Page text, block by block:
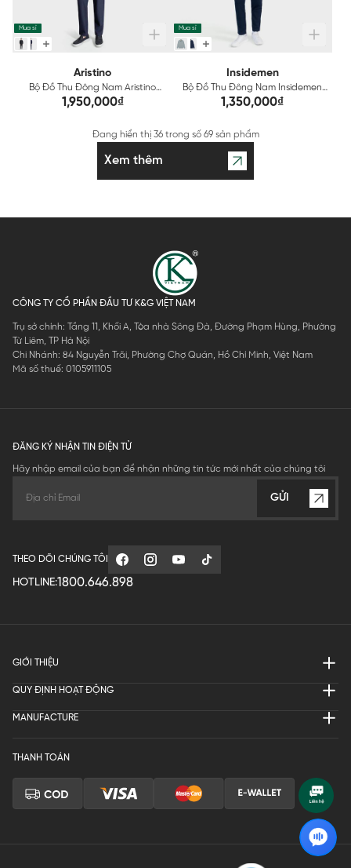
Mua sỉ
Aristino
Bộ Đồ Thu Đông Nam Aristino
Regular Fit ALH005BS0
1,950,000₫
Mua sỉ
Insidemen
Bộ Đồ Thu Đông Nam Insidemen
Regular Fit ILH032BS0
1,350,000₫
Đang hiển thị 36trong số 69 sản phẩm
Xem thêm
CÔNG TY CỔ PHẦN ĐẦU TƯ K&G VIỆT NAM
Trụ sở chính: Tầng 11, Khối A, Tòa nhà Sông Đà, Đường Phạm Hùng, Phường
Từ Liêm, TP Hà Nội
Chi Nhánh: 84 Nguyễn Trãi, Phường Chợ Quán, Hồ Chí Minh, Việt Nam
Mã số thuế: 0105911105
ĐĂNG KÝ NHẬN TIN ĐIỆN TỬ
Hãy nhập email của bạn để nhận những tin tức mới nhất của chúng tôi
GỬI
THEO DÕI CHÚNG TÔI
HOTLINE:1800.646.898
GIỚI THIỆU
QUY ĐỊNH HOẠT ĐỘNG
MANUFACTURE
THANH TOÁN